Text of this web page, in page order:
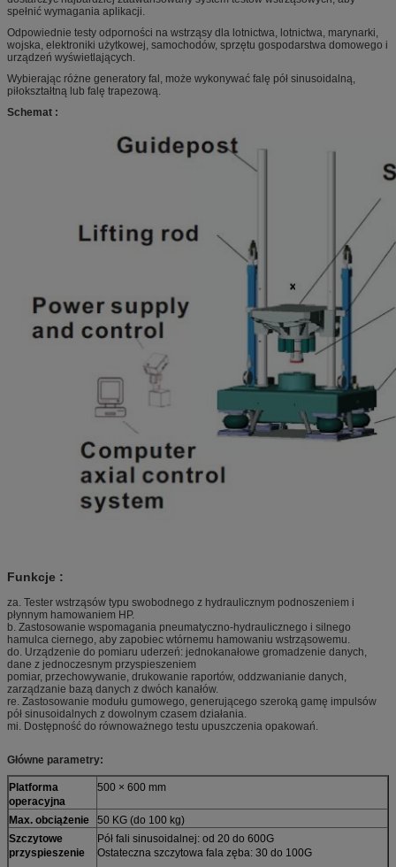
spełnić wymagania aplikacji.
Odpowiednie testy odporności na wstrząsy dla lotnictwa, lotnictwa, marynarki,
wojska, elektroniki użytkowej, samochodów, sprzętu gospodarstwa domowego i
urządzeń wyświetlających.
Wybierając różne generatory fal, może wykonywać falę pół sinusoidalną,
piłokształtną lub falę trapezową.
Schemat :
Funkcje :
za. Tester wstrząsów typu swobodnego z hydraulicznym podnoszeniem i
płynnym hamowaniem HP.
b. Zastosowanie wspomagania pneumatyczno-hydraulicznego i silnego
hamulca ciernego, aby zapobiec wtórnemu hamowaniu wstrząsowemu.
do. Urządzenie do pomiaru uderzeń: jednokanałowe gromadzenie danych,
dane z jednoczesnym przyspieszeniem
pomiar, przechowywanie, drukowanie raportów, oddzwanianie danych,
zarządzanie bazą danych z dwóch kanałów.
re. Zastosowanie modułu gumowego, generującego szeroką gamę impulsów
pół sinusoidalnych z dowolnym czasem działania.
mi. Dostępność do równoważnego testu upuszczenia opakowań.
Główne parametry:
Platforma
operacyjna
500 × 600 mm
Max. obciążenie
50 KG (do 100 kg)
Szczytowe
przyspieszenie
Pół fali sinusoidalnej: od 20 do 600G
Ostateczna szczytowa fala zęba: 30 do 100G